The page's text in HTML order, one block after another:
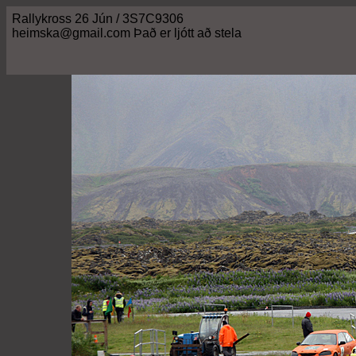
Rallykross 26 Jún / 3S7C9306
heimska@gmail.com Það er ljótt að stela